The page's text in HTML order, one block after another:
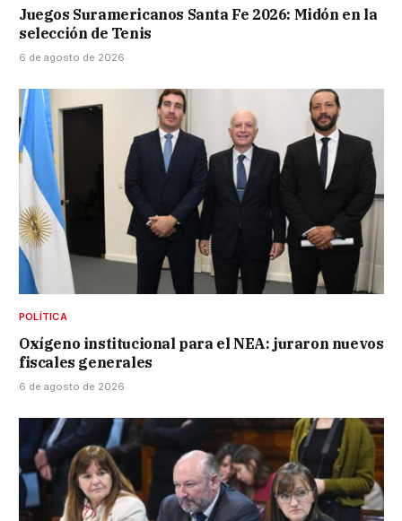
Juegos Suramericanos Santa Fe 2026: Midón en la
selección de Tenis
6 de agosto de 2026
POLÍTICA
Oxígeno institucional para el NEA: juraron nuevos
fiscales generales
6 de agosto de 2026